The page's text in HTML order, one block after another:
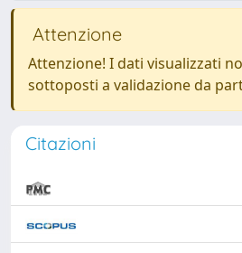
Attenzione
Attenzione! I dati visualizzati
sottoposti a validazione da
Citazioni